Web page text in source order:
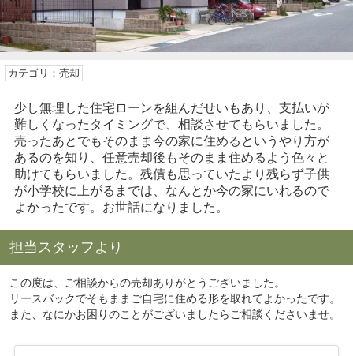
カテゴリ：売却
少し無理した住宅ローンを組んだせいもあり、支払いが
難しくなったタイミングで、相談させてもらいました。
売ったあとでもそのまま今の家に住めるというやり方が
あるのを知り、任意売却後もそのまま住めるよう色々と
助けてもらいました。残債も思っていたより残らず子供
が小学校に上がるまでは、なんとか今の家にいれるので
よかったです。お世話になりました。
担当スタッフより
この度は、ご相談からの売却ありがとうございました。
リースバックでそもままご自宅に住める形を取れてよかったです。
また、なにかお困りのことがございましたらご相談くださいませ。